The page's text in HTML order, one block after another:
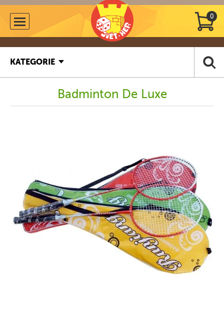
0
KATEGORIE
Badminton De Luxe